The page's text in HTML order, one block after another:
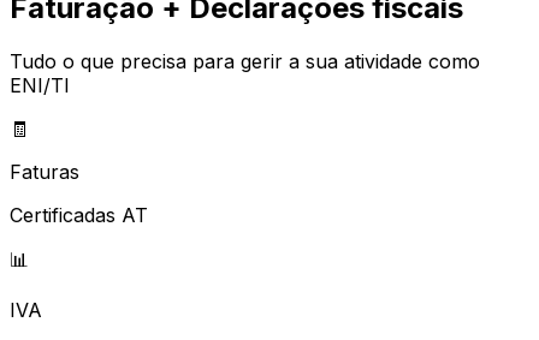
Faturação + Declarações fiscais
Tudo o que precisa para gerir a sua atividade como
ENI/TI
🧾
Faturas
Certificadas AT
📊
IVA